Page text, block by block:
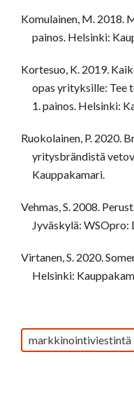
Komulainen, M. 2018.
painos. Helsinki:
Kortesuo, K. 2019.
opas yrityksille: Tee
1. painos. Helsinki:
Ruokolainen, P. 2020.
yritysbrändistä
Kauppakamari.
Vehmas, S. 2008.
Jyväskylä: WSOpro:
Virtanen, S. 2020.
Helsinki:
markkinointiviestintä